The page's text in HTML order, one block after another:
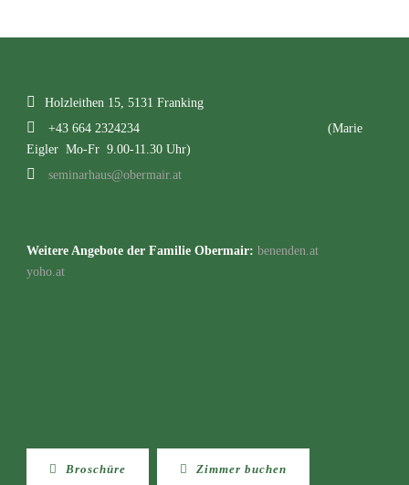
Holzleithen 15, 5131 Franking
+43 664 2324234
(Marie
Eigler Mo-Fr 9.00-11.30 Uhr)
seminarhaus@obermair.at
Weitere Angebote der Familie Obermair: benenden.at
yoho.at
Broschüre Zimmer buchen